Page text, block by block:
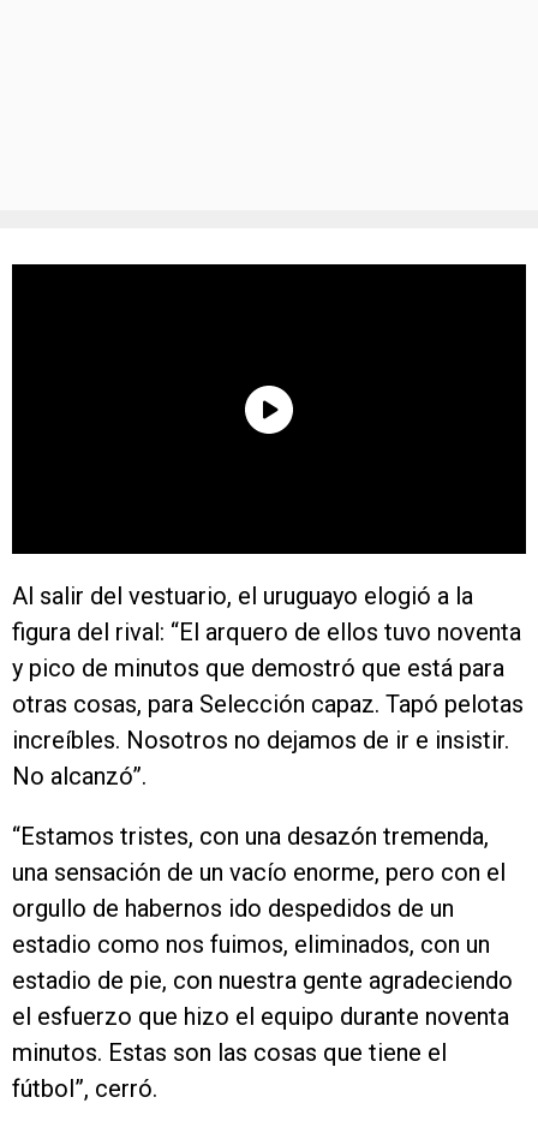
Al salir del vestuario, el uruguayo elogió a la
figura del rival: “El arquero de ellos tuvo noventa
y pico de minutos que demostró que está para
otras cosas, para Selección capaz. Tapó pelotas
increíbles. Nosotros no dejamos de ir e insistir.
No alcanzó”.
“Estamos tristes, con una desazón tremenda,
una sensación de un vacío enorme, pero con el
orgullo de habernos ido despedidos de un
estadio como nos fuimos, eliminados, con un
estadio de pie, con nuestra gente agradeciendo
el esfuerzo que hizo el equipo durante noventa
minutos. Estas son las cosas que tiene el
fútbol”, cerró.